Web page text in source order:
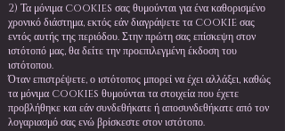
2) Τα μόνιμα cookies σας θυμούνται για ένα καθορισμένο
χρονικό διάστημα, εκτός εάν διαγράψετε τα cookie σας
εντός αυτής της περιόδου. Στην πρώτη σας επίσκεψη στον
ιστότοπό μας, θα δείτε την προεπιλεγμένη έκδοση του
ιστότοπου.
Όταν επιστρέψετε, ο ιστότοπος μπορεί να έχει αλλάξει, καθώς
τα μόνιμα cookies θυμούνται τα στοιχεία που έχετε
προβλήθηκε και εάν συνδεθήκατε ή αποσυνδεθήκατε από τον
λογαριασμό σας ενώ βρίσκεστε στον ιστότοπο.